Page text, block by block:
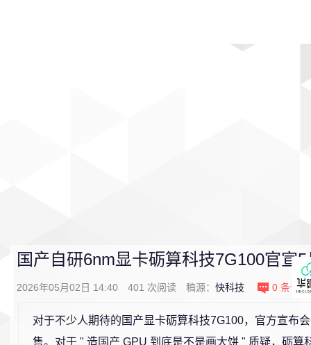
国产自研6nm显卡砺算科技7G100官宣
2026年05月02日 14:40 401 次阅读 稿源： 快科技 0 条评论
对于不少人期待的国产显卡砺算科技7G100，官方宣布
售。对于 " 造国产 GPU 到底是不是画大饼 " 质疑，砺算